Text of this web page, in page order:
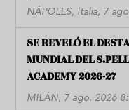
NÁPOLES, Italia, 7
SE REVELÓ EL
MUNDIAL DEL
ACADEMY 2026-27
MILÁN, 7 ago. 2026